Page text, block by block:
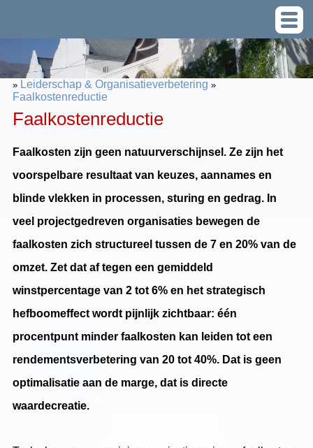
» Leiderschap & Organisatieverbetering »
Faalkostenreductie
Faalkostenreductie
Faalkosten zijn geen natuurverschijnsel. Ze zijn het
voorspelbare resultaat van keuzes, aannames en
blinde vlekken in processen, sturing en gedrag. In
veel projectgedreven organisaties bewegen de
faalkosten zich structureel tussen de 7 en 20% van de
omzet. Zet dat af tegen een gemiddeld
winstpercentage van 2 tot 6% en het strategisch
hefboomeffect wordt pijnlijk zichtbaar: één
procentpunt minder faalkosten kan leiden tot een
rendementsverbetering van 20 tot 40%. Dat is geen
optimalisatie aan de marge, dat is directe
waardecreatie.